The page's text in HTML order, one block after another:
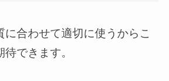
に合わせて適切に使うからこ
できます。